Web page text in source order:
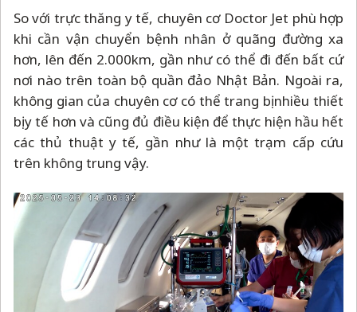
So với trực thăng y tế, chuyên cơ Doctor Jet phù hợp
khi cần vận chuyển bệnh nhân ở quãng đường xa
hơn, lên đến 2.000km, gần như có thể đi đến bất cứ
nơi nào trên toàn bộ quần đảo Nhật Bản. Ngoài ra,
không gian của chuyên cơ có thể trang bị nhiều thiết
bị y tế hơn và cũng đủ điều kiện để thực hiện hầu hết
các thủ thuật y tế, gần như là một trạm cấp cứu
trên không trung vậy.